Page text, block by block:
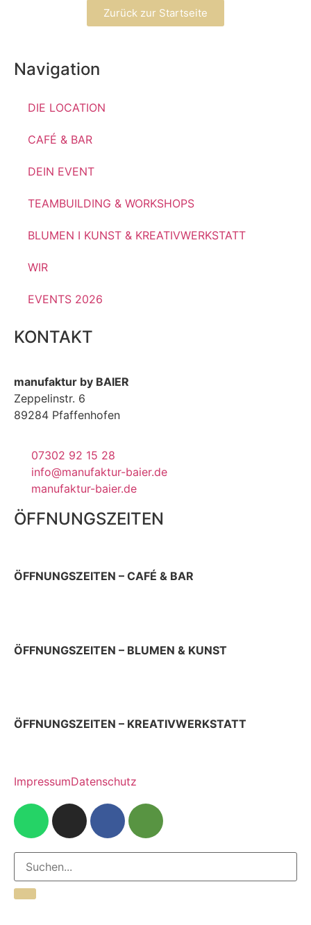
Zurück zur Startseite
Navigation
DIE LOCATION
CAFÉ & BAR
DEIN EVENT
TEAMBUILDING & WORKSHOPS
BLUMEN I KUNST & KREATIVWERKSTATT
WIR
EVENTS 2026
KONTAKT
manufaktur by BAIER
Zeppelinstr. 6
89284 Pfaffenhofen
07302 92 15 28
info@manufaktur-baier.de
manufaktur-baier.de
ÖFFNUNGSZEITEN
ÖFFNUNGSZEITEN – CAFÉ & BAR
ÖFFNUNGSZEITEN – BLUMEN & KUNST
ÖFFNUNGSZEITEN – KREATIVWERKSTATT
ImpressumDatenschutz